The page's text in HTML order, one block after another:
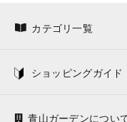
カテゴリ一覧
ショッピングガイド
青山ガーデンについ